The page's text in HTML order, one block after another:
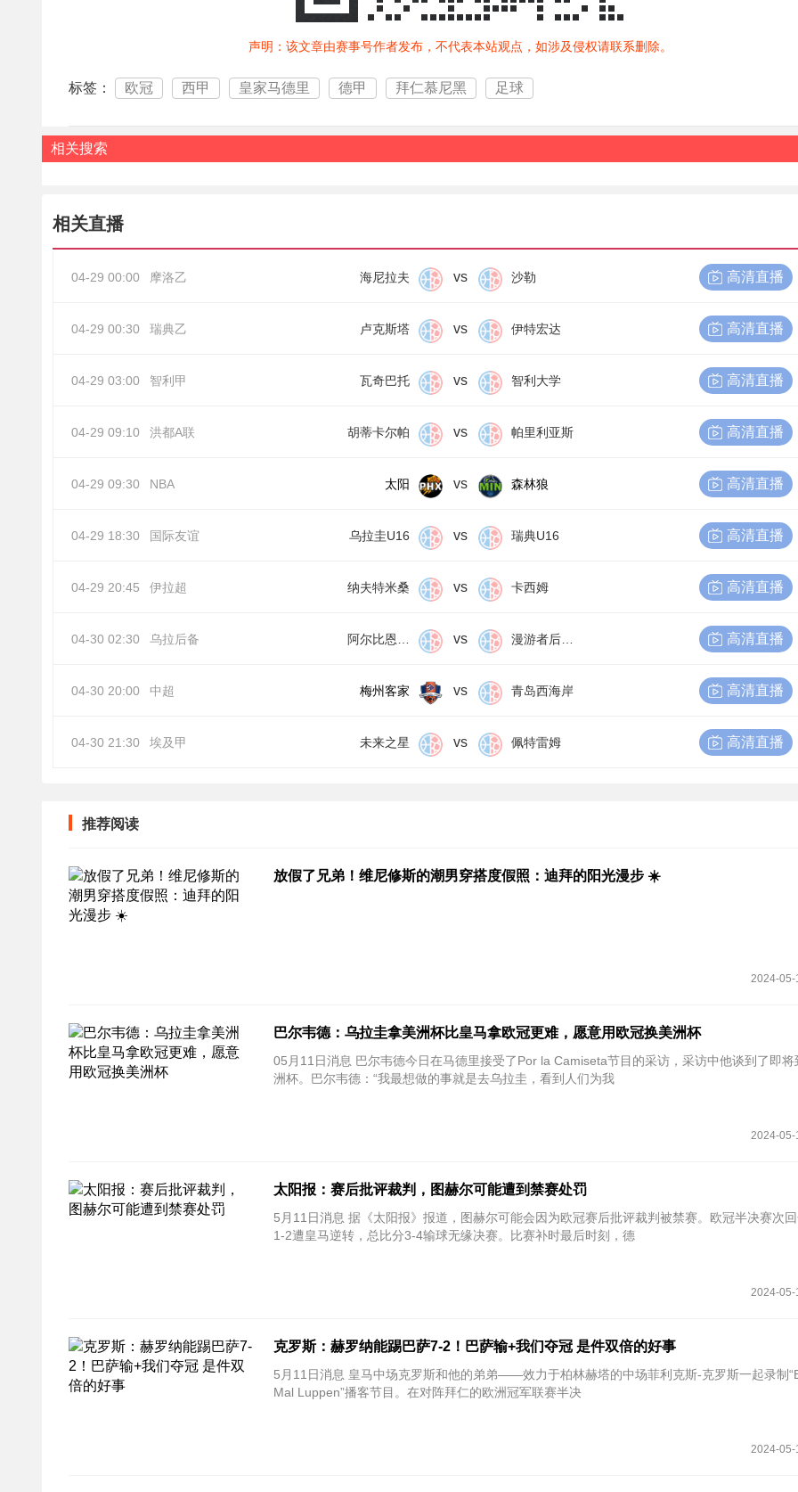
声明：该文章由赛事号作者发布，不代表本站观点，如涉及侵权请联系删除。
标签： 欧冠 西甲 皇家马德里 德甲 拜仁慕尼黑 足球
相关搜索
相关直播
04-29 00:00 摩洛乙 海尼拉夫 vs 沙勒 高清直播
04-29 00:30 瑞典乙 卢克斯塔 vs 伊特宏达 高清直播
04-29 03:00 智利甲 瓦奇巴托 vs 智利大学 高清直播
04-29 09:10 洪都A联 胡蒂卡尔帕 vs 帕里利亚斯 高清直播
04-29 09:30 NBA 太阳 vs 森林狼 高清直播
04-29 18:30 国际友谊 乌拉圭U16 vs 瑞典U16 高清直播
04-29 20:45 伊拉超 纳夫特米桑 vs 卡西姆 高清直播
04-30 02:30 乌拉后备 阿尔比恩后备队 vs 漫游者后备队 高清直播
04-30 20:00 中超 梅州客家 vs 青岛西海岸 高清直播
04-30 21:30 埃及甲 未来之星 vs 佩特雷姆 高清直播
推荐阅读
放假了兄弟！维尼修斯的潮男穿搭度假照：迪拜的阳光漫步 ☀️
2024-05-
巴尔韦德：乌拉圭拿美洲杯比皇马拿欧冠更难，愿意用欧冠换美洲杯
05月11日消息 巴尔韦德今日在马德里接受了Por la Camiseta节目的采访，采访中他谈到了即将
洲杯。巴尔韦德：“我最想做的事就是去乌拉圭，看到人们为我
2024-05-
太阳报：赛后批评裁判，图赫尔可能遭到禁赛处罚
5月11日消息 据《太阳报》报道，图赫尔可能会因为欧冠赛后批评裁判被禁赛。欧冠半决赛次
1-2遭皇马逆转，总比分3-4输球无缘决赛。比赛补时最后时刻，德
2024-05-
克罗斯：赫罗纳能踢巴萨7-2！巴萨输+我们夺冠 是件双倍的好事
5月11日消息 皇马中场克罗斯和他的弟弟——效力于柏林赫塔的中场菲利克斯-克罗斯一起录制
Mal Luppen”播客节目。在对阵拜仁的欧洲冠军联赛半决
2024-05-